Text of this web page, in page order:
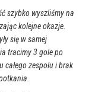
szybko wyszliśmy na
kolejne okazje.
się w samej
tracimy 3 gole po
całego zespołu i brak